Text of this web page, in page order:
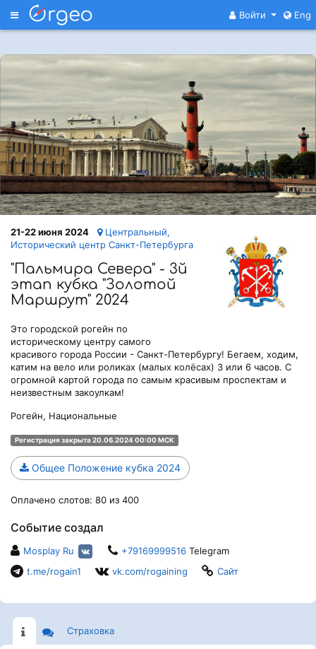
Меню Войти Eng
21-22 июня 2024
Центральный,
Исторический центр Санкт-Петербурга
"Пальмира Севера" - 3й
этап кубка "Золотой
Маршрут" 2024
Это городской рогейн по
историческому центру самого
красивого города России - Санкт-Петербургу! Бегаем, ходим,
катим на вело или роликах (малых колёсах) 3 или 6 часов. С
огромной картой города по самым красивым проспектам и
неизвестным закоулкам!
Рогейн, Национальные
Регистрация закрыта 20.06.2024 00:00 МСК
Общее Положение кубка 2024
Оплачено слотов: 80 из 400
Событие создал
Mosplay Ru +79169999516 Telegram
t.me/rogain1
vk.com/rogaining Сайт
Страховка